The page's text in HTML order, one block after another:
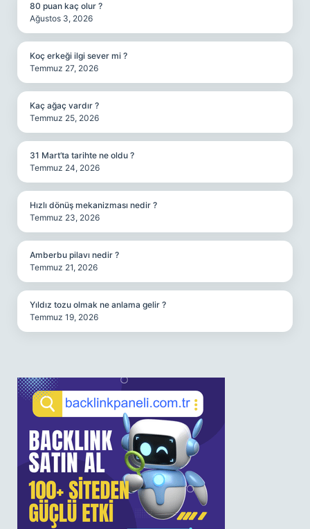
80 puan kaç olur ?
Ağustos 3, 2026
Koç erkeği ilgi sever mi ?
Temmuz 27, 2026
Kaç ağaç vardır ?
Temmuz 25, 2026
31 Mart’ta tarihte ne oldu ?
Temmuz 24, 2026
Hızlı dönüş mekanizması nedir ?
Temmuz 23, 2026
Amberbu pilavı nedir ?
Temmuz 21, 2026
Yıldız tozu olmak ne anlama gelir ?
Temmuz 19, 2026